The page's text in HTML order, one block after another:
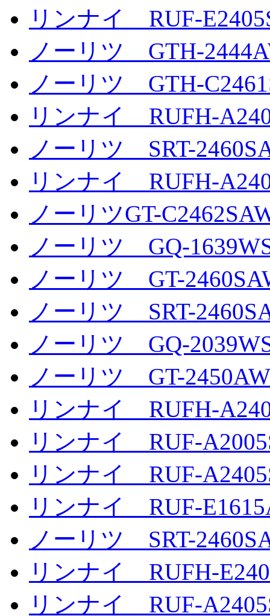
リンナイ RUF-
ノーリツ GTH-
ノーリツ GTH-
リンナイ RUFH-
ノーリツ SRT-
リンナイ RUFH-
ノーリツGT-
ノーリツ GQ-
ノーリツ GT-
ノーリツ SRT-
ノーリツ GQ-
ノーリツ GT-
リンナイ RUFH-
リンナイ RUF-
リンナイ RUF-
リンナイ RUF-
ノーリツ SRT-
リンナイ RUFH-
リンナイ RUF-